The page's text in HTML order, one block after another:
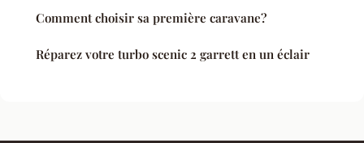
Comment choisir sa première caravane?
Réparez votre turbo scenic 2 garrett en un éclair